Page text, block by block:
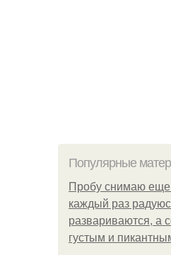
Популярные
Пробу снимаю еще
каждый раз
развариваются, а
густым и